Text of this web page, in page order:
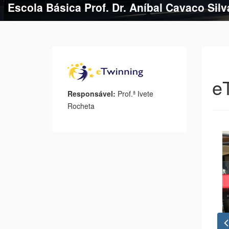
Escola Básica Prof. Dr. Aníbal Cavaco
Escola Básica de Estação
Responsável: Prof.ª Ivete
Rocheta